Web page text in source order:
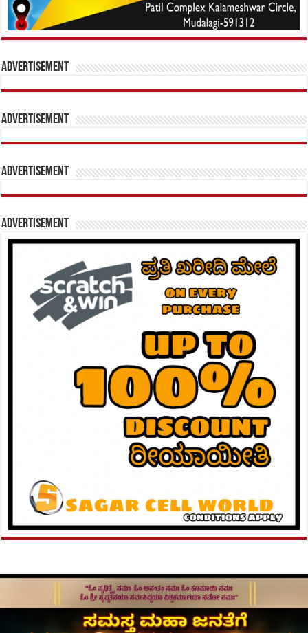
Advertisement
Advertisement
Advertisement
Advertisement